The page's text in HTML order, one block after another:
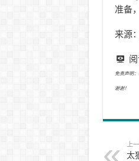
准备
来源
免责声明
谢谢！
上
太